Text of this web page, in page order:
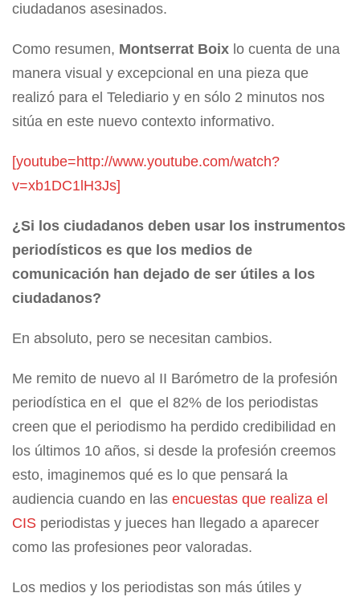
ciudadanos asesinados.
Como resumen, Montserrat Boix lo cuenta de una
manera visual y excepcional en una pieza que
realizó para el Telediario y en sólo 2 minutos nos
sitúa en este nuevo contexto informativo.
[youtube=http://www.youtube.com/watch?
v=xb1DC1lH3Js]
¿Si los ciudadanos deben usar los instrumentos
periodísticos es que los medios de
comunicación han dejado de ser útiles a los
ciudadanos?
En absoluto, pero se necesitan cambios.
Me remito de nuevo al II Barómetro de la profesión
periodística en el que el 82% de los periodistas
creen que el periodismo ha perdido credibilidad en
los últimos 10 años, si desde la profesión creemos
esto, imaginemos qué es lo que pensará la
audiencia cuando en las encuestas que realiza el
CIS periodistas y jueces han llegado a aparecer
como las profesiones peor valoradas.
Los medios y los periodistas son más útiles y